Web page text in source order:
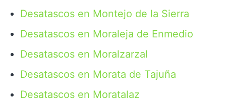
Desatascos en Montejo de la Sierra
Desatascos en Moraleja de Enmedio
Desatascos en Moralzarzal
Desatascos en Morata de Tajuña
Desatascos en Moratalaz